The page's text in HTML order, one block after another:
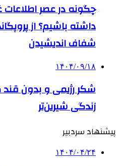
چگونه در عصر
داشته باشیم؟ از
شفاف اندیشیدن
۱۴۰۴/۰۹/۱۸
شکر رژیمی و بدون قند
زندگی شیرین‌تر
پیشنهاد سردبیر
۱۴۰۴/۰۴/۲۴